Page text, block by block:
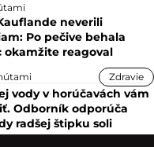
neverili
Po pečive behala
okamžite reagoval
Zdravie
vody v horúčavách vám
Odborník odporúča
radšej štipku soli